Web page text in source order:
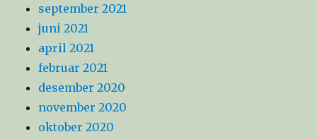
september 2021
juni 2021
april 2021
februar 2021
desember 2020
november 2020
oktober 2020